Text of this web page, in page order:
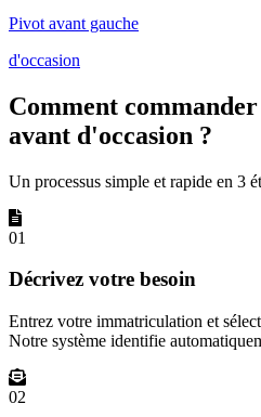
Pivot avant gauche
d'occasion
Comment
avant d'occasion ?
Un processus simple et rapide en 3
01
Décrivez votre besoin
Entrez votre immatriculation et
Notre système identifie
02